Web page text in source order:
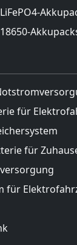
für
für
für